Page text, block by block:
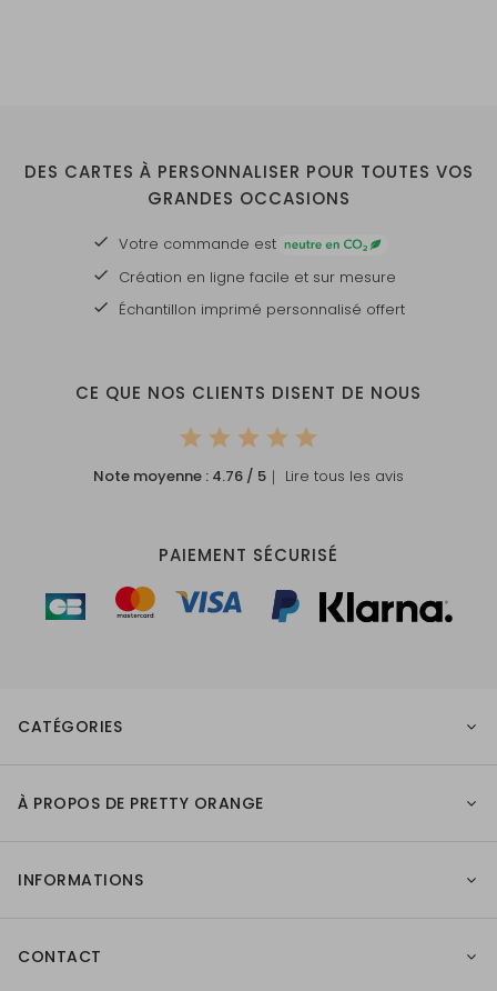
DES CARTES À PERSONNALISER POUR TOUTES VOS
GRANDES OCCASIONS
Votre commande est
Création en ligne facile et sur mesure
Échantillon imprimé personnalisé offert
CE QUE NOS CLIENTS DISENT DE NOUS
Note moyenne : 4.76 / 5 ｜ Lire tous les avis
PAIEMENT SÉCURISÉ
CATÉGORIES
À PROPOS DE PRETTY ORANGE
INFORMATIONS
CONTACT